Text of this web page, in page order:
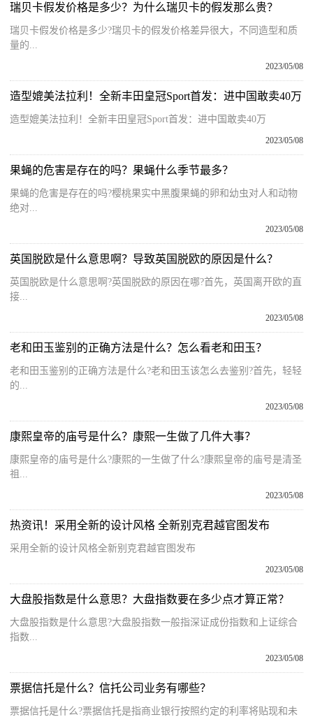
瑞贝卡假发价格是多少？为什么瑞贝卡的假发那么贵？
瑞贝卡假发价格是多少?瑞贝卡的假发价格差异很大，不同造型和质
量的...
2023/05/08
造型媲美法拉利！全新丰田皇冠Sport首发：进中国敢卖40万
造型媲美法拉利！全新丰田皇冠Sport首发：进中国敢卖40万
2023/05/08
果蝇的危害是存在的吗？果蝇什么季节最多？
果蝇的危害是存在的吗?樱桃果实中黑腹果蝇的卵和幼虫对人和动物
绝对...
2023/05/08
英国脱欧是什么意思啊？导致英国脱欧的原因是什么？
英国脱欧是什么意思啊?英国脱欧的原因在哪?首先，英国离开欧的直
接...
2023/05/08
老和田玉鉴别的正确方法是什么？怎么看老和田玉？
老和田玉鉴别的正确方法是什么?老和田玉该怎么去鉴别?首先，轻轻
的...
2023/05/08
康熙皇帝的庙号是什么？康熙一生做了几件大事？
康熙皇帝的庙号是什么?康熙的一生做了什么?康熙皇帝的庙号是清圣
祖...
2023/05/08
热资讯！采用全新的设计风格 全新别克君越官图发布
采用全新的设计风格全新别克君越官图发布
2023/05/08
大盘股指数是什么意思？大盘指数要在多少点才算正常？
大盘股指数是什么意思?大盘股指数一般指深证成份指数和上证综合
指数...
2023/05/08
票据信托是什么？信托公司业务有哪些？
票据信托是什么?票据信托是指商业银行按照约定的利率将贴现和未